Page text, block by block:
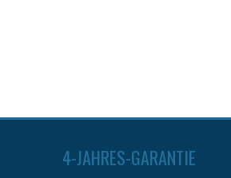
4-JAHRES-GARANTIE